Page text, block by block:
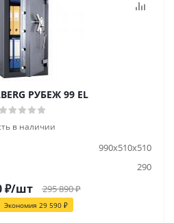
РУБЕЖ 99 EL
в наличии
990х510х510
290
₽/шт 295 890₽
Экономия 29 590₽